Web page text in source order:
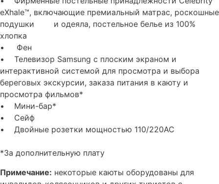
eXhale™, включающие премиальный матрас, роскошные
подушки и одеяла, постельное белье из 100%
хлопка
• Фен
• Телевизор Samsung с плоским экраном и
интерактивной системой для просмотра и выбора
береговых экскурсии, заказа питания в каюту и
просмотра фильмов*
• Мини-бар*
• Сейф
• Двойные розетки мощностью 110/220AC
*За дополнительную плату
Примечание: некоторые каюты оборудованы для